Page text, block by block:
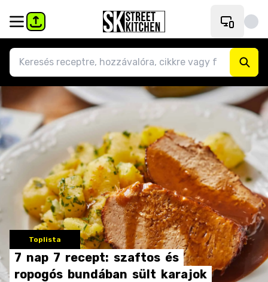
Toplista
7 nap 7 recept: szaftos és
ropogós bundában sült karajok